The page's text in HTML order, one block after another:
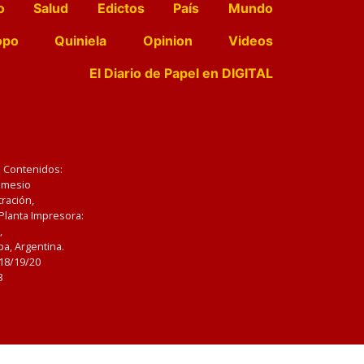
Salud Edictos País
Mundo
Quiniela Opinion
Videos
El Diario de Papel en DIGITAL
Impresora:
Argentina.
19/20